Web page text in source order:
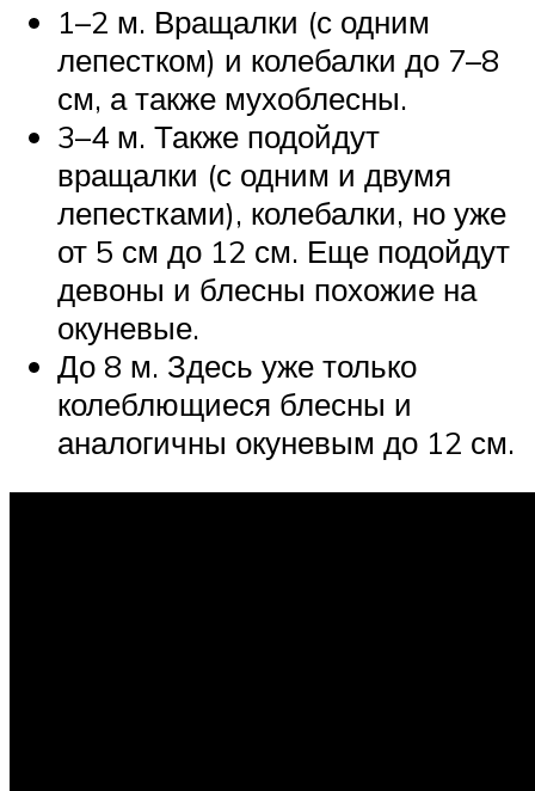
1–2 м. Вращалки (с одним
лепестком) и колебалки до 7–8
см, а также мухоблесны.
3–4 м. Также подойдут
вращалки (с одним и двумя
лепестками), колебалки, но уже
от 5 см до 12 см. Еще подойдут
девоны и блесны похожие на
окуневые.
До 8 м. Здесь уже только
колеблющиеся блесны и
аналогичны окуневым до 12 см.